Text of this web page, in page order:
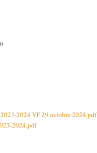
2024 VF 29 octobre 2024.pdf
2024.pdf